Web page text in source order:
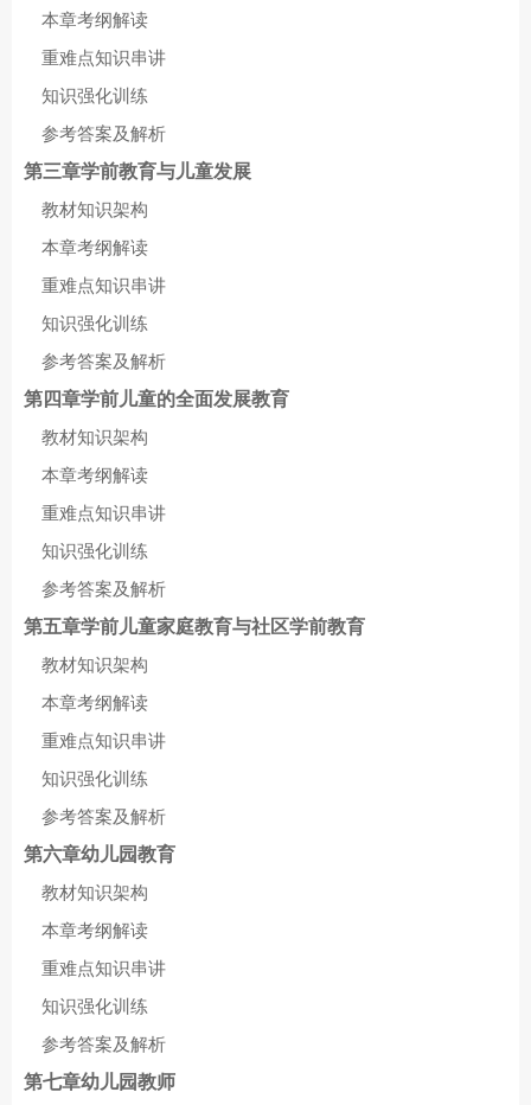
本章考纲解读
重难点知识串讲
知识强化训练
参考答案及解析
第三章学前教育与儿童发展
教材知识架构
本章考纲解读
重难点知识串讲
知识强化训练
参考答案及解析
第四章学前儿童的全面发展教育
教材知识架构
本章考纲解读
重难点知识串讲
知识强化训练
参考答案及解析
第五章学前儿童家庭教育与社区学前教育
教材知识架构
本章考纲解读
重难点知识串讲
知识强化训练
参考答案及解析
第六章幼儿园教育
教材知识架构
本章考纲解读
重难点知识串讲
知识强化训练
参考答案及解析
第七章幼儿园教师